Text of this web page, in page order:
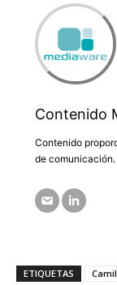
Contenido
Contenido
de comunicación.
ETIQUETAS